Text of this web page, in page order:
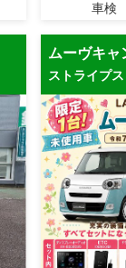
車検
ムーヴキャ
ストライプス